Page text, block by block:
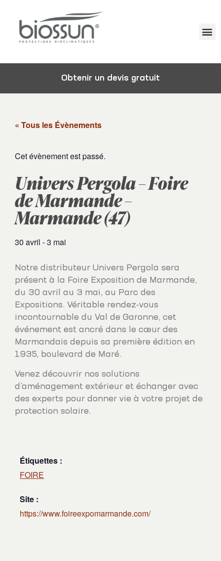
Obtenir un devis gratuit
« Tous les Évènements
Cet évènement est passé.
Univers Pergola – Foire
de Marmande –
Marmande (47)
30 avril -3 mai
Notre distributeur Univers Pergola sera
présent à la Foire Exposition de Marmande,
du 30 avril au 3 mai, au Parc des
Expositions. Véritable rendez-vous
incontournable du Val de Garonne, cet
événement est ancré dans le cœur des
Marmandais depuis sa première édition en
1935, boulevard de Maré.
Venez découvrir nos solutions
d’aménagement extérieur et échanger avec
des experts pour donner vie à votre projet de
protection solaire.
Étiquettes :
FOIRE
Site :
https://www.foireexpomarmande.com/